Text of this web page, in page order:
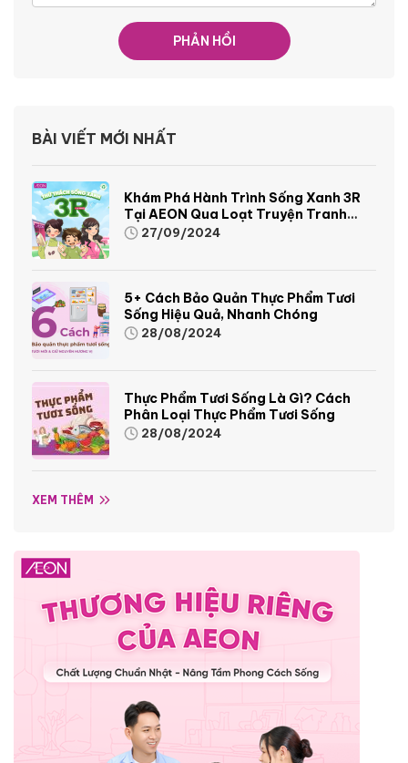
BÀI VIẾT MỚI NHẤT
Khám Phá Hành Trình Sống Xanh 3R
Tại AEON Qua Loạt Truyện Tranh
Sinh Động Và Thú Vị
27/09/2024
5+ Cách Bảo Quản Thực Phẩm Tươi
Sống Hiệu Quả, Nhanh Chóng
28/08/2024
Thực Phẩm Tươi Sống Là Gì? Cách
Phân Loại Thực Phẩm Tươi Sống
28/08/2024
XEM THÊM